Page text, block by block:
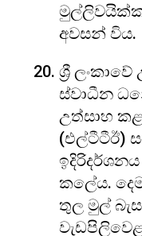
අවසන් විය.
ශ්‍රී
ස්වාධීන
උත්සාහ
(එල්ටීටීඊ)
කලේය.
තුල මුල්